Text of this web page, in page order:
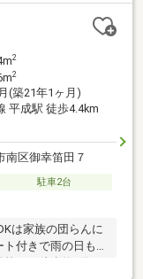
2
2
(築21年1ヶ月)
平成駅 徒歩4.4km
南区御幸笛田７
駐車2台
は家族の団らんに
付きで雨の日も安